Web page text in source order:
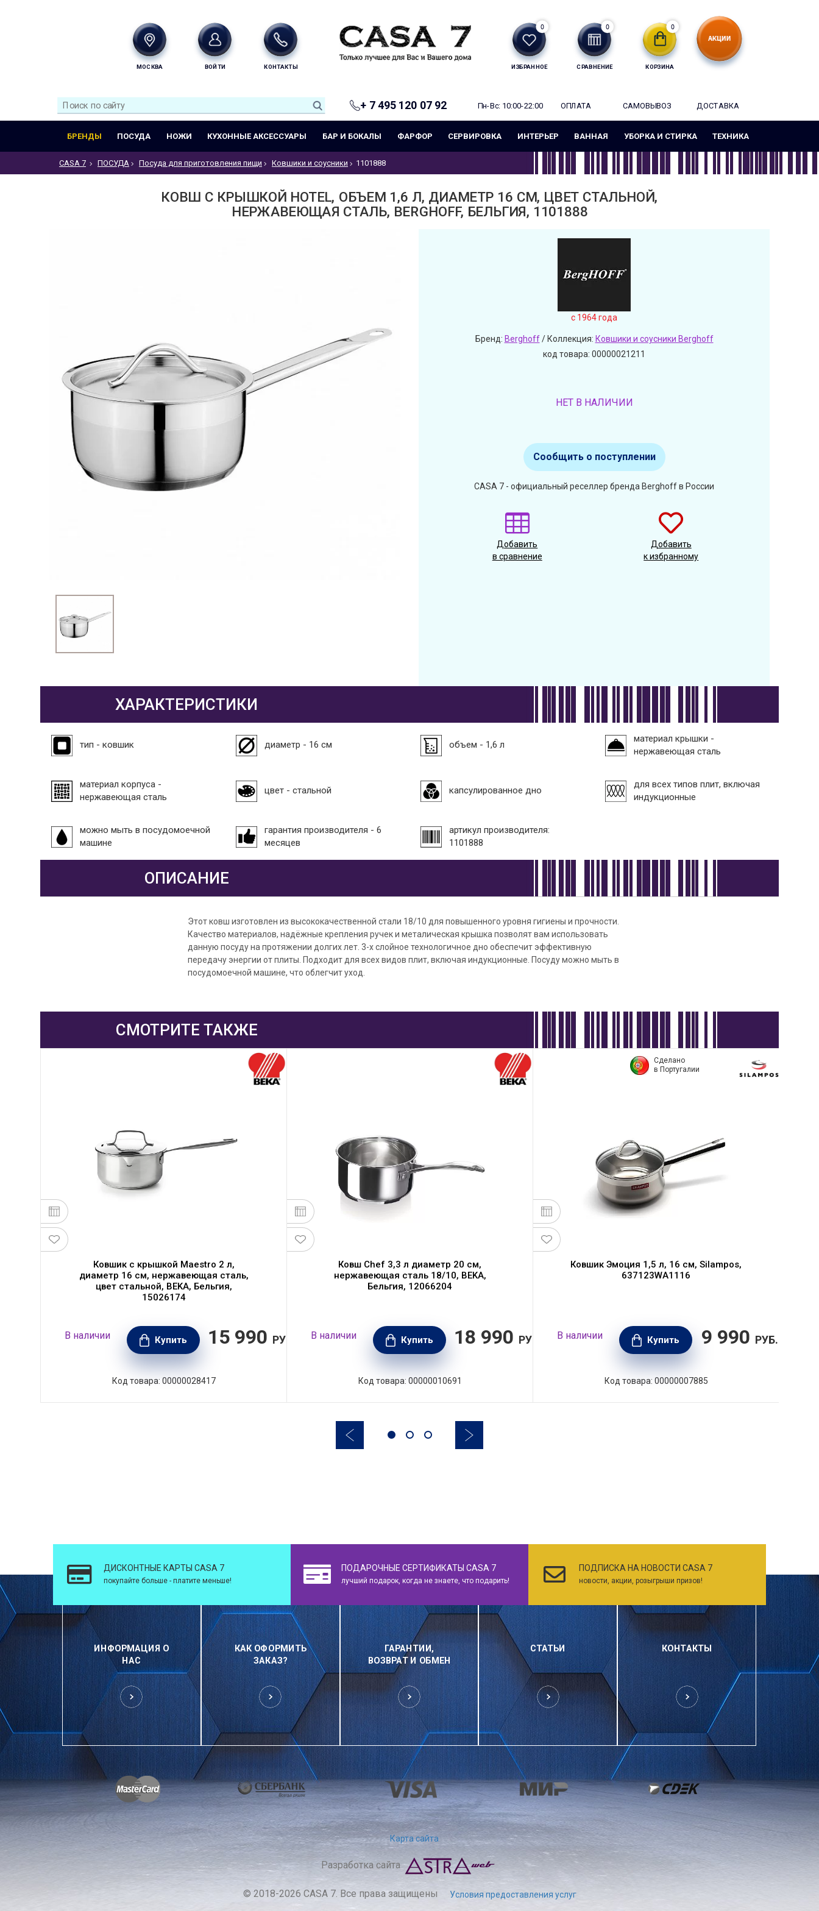
МОСКВА ВОЙТИ КОНТАКТЫ ИЗБРАННОЕ
0
СРАВНЕНИЕ
0
КОРЗИНА
0
+ 7 495 120 07 92 Пн-Вс: 10:00-22:00 ОПЛАТА САМОВЫВОЗ ДОСТАВКА
БРЕНДЫ ПОСУДА НОЖИ КУХОННЫЕ АКСЕССУАРЫ БАР И БОКАЛЫ ФАРФОР СЕРВИРОВКА ИНТЕРЬЕР ВАННАЯ УБОРКА И СТИРКА ТЕХНИКА
CASA 7 ПОСУДА Посуда для приготовления пищи Ковшики и соусники 1101888
КОВШ С КРЫШКОЙ HOTEL, ОБЪЕМ 1,6 Л, ДИАМЕТР 16 СМ, ЦВЕТ СТАЛЬНОЙ,
НЕРЖАВЕЮЩАЯ СТАЛЬ, BERGHOFF, БЕЛЬГИЯ, 1101888
c 1964 года
Бренд: Berghoff/ Коллекция: Ковшики и соусники Berghoff
код товара: 00000021211
НЕТ В НАЛИЧИИ
Сообщить о поступлении
CASA 7 - официальный реселлер бренда Berghoff в России
Добавить
в сравнение
Добавить
к избранному
ХАРАКТЕРИСТИКИ
тип - ковшик диаметр - 16 см объем - 1,6 л
материал крышки -
нержавеющая сталь
материал корпуса -
нержавеющая сталь
цвет - стальной капсулированное дно
для всех типов плит, включая
индукционные
можно мыть в посудомоечной
машине
гарантия производителя - 6
месяцев
артикул производителя:
1101888
ОПИСАНИЕ
Этот ковш изготовлен из высококачественной стали 18/10 для повышенного уровня гигиены и прочности.
Качество материалов, надёжные крепления ручек и металическая крышка позволят вам использовать
данную посуду на протяжении долгих лет. 3-х слойное технологичное дно обеспечит эффективную
передачу энергии от плиты. Подходит для всех видов плит, включая индукционные. Посуду можно мыть в
посудомоечной машине, что облегчит уход.
СМОТРИТЕ ТАКЖЕ
Ковшик с крышкой Maestro 2 л,
диаметр 16 см, нержавеющая сталь,
цвет стальной, BEKA, Бельгия,
15026174
В наличии Купить 15 990 РУБ.
Код товара: 00000028417
Ковш Chef 3,3 л диаметр 20 см,
нержавеющая сталь 18/10, BEKA,
Бельгия, 12066204
В наличии Купить 18 990 РУБ.
Код товара: 00000010691
Сделано
в Португалии
Ковшик Эмоция 1,5 л, 16 см, Silampos,
637123WA1116
В наличии Купить 9 990 РУБ.
Код товара: 00000007885
ДИСКОНТНЫЕ КАРТЫ CASA 7
покупайте больше - платите меньше!
ПОДАРОЧНЫЕ СЕРТИФИКАТЫ CASA 7
лучший подарок, когда не знаете, что подарить!
ПОДПИСКА НА НОВОСТИ CASA 7
новости, акции, розыгрыши призов!
ИНФОРМАЦИЯ О
НАС
КАК ОФОРМИТЬ
ЗАКАЗ?
ГАРАНТИИ,
ВОЗВРАТ И ОБМЕН
СТАТЬИ КОНТАКТЫ
Карта сайта
Разработка сайта
© 2018-2026 CASA 7. Все права защищены Условия предоставления услуг